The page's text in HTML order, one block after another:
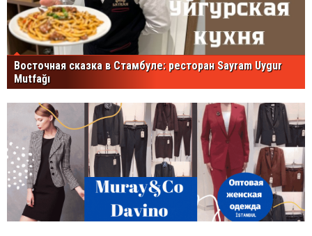
Восточная сказка в Стамбуле: ресторан Sayram Uygur
Mutfağı